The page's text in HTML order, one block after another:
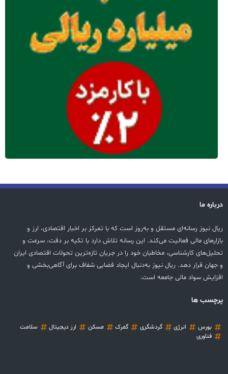
درباره ما
ریال نیوز رسانه‌ای مستقل و به‌روز است که با تمرکز بر اخبار اقتصادی، ارز و
بازارهای مالی فعالیت می‌کند. این رسانه تلاش دارد با تکیه بر دقت، سرعت و
تحلیل‌های کارشناسی، مخاطبان خود را در جریان تازه‌ترین تحولات اقتصادی ایران
و جهان قرار دهد. ریال نیوز به‌دنبال ایجاد فضایی شفاف برای آگاهی‌بخشی و
افزایش سواد مالی جامعه است.
پرچسب ها
بورس انرژی گردشگری گمرک مسکن ارز دیجیتال
سلامت
فناوری